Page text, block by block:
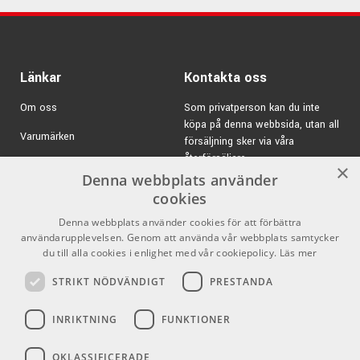
Specifikationer:
Djup:
Stomme:
Tjocklek:
Sargar:
2,3mm Pressade Power Hoops
Sejarmekanik:Piston Strainer
Krom
Bearing Edge:Rundad 45°
Slagskinn:Remo Coated Ambassador USA
Sejarskinn:Remo UX Ambassador Snare
Sejarmatta:20st strängar
Armory - En otroligt prisvärd serie från Mapex!
Övningsplatta
Länkar
Om oss
Varumärken
Försäljningsvillkor
Inlogg för återförsäljare
Kontakta oss
Som privatperson kan du inte
köpa på denna webbsida, utan all
försäljning sker via våra
återförsäljare.
E-post:info@emnordic.se
Pro Audio Sociala medier
×
Denna webbplats använder
cookies
Denna webbplats använder cookies för att förbättra
användarupplevelsen. Genom att använda vår webbplats samtycker
du till alla cookies i enlighet med vår cookiepolicy. Läs mer
STRIKT NÖDVÄNDIGT PRESTANDA
INRIKTNING FUNKTIONER
OKLASSIFICERADE